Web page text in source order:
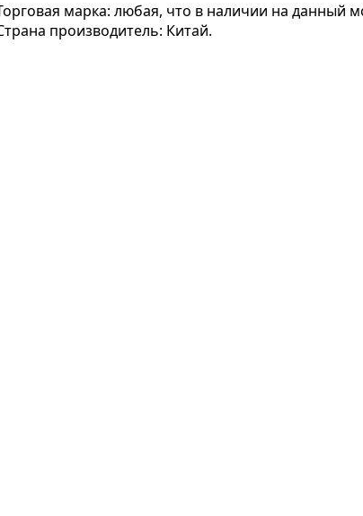
марка: любая, что в наличии на данный
производитель: Китай.